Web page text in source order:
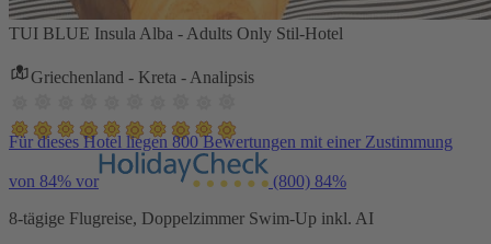
TUI BLUE Insula Alba - Adults Only Stil-Hotel
Griechenland - Kreta - Analipsis
Für dieses Hotel liegen 800 Bewertungen mit einer Zustimmung
von 84% vor (800) 84%
8-tägige Flugreise, Doppelzimmer Swim-Up inkl. AI